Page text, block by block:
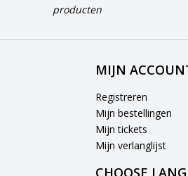
producten
MIJN
Registreren
Mijn bestellingen
Mijn tickets
Mijn verlanglijst
CHOOSE